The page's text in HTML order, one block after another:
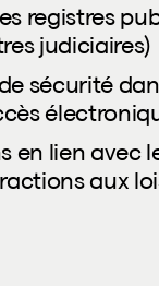
registres
judiciaires)
sécurité
en lien avec
aux